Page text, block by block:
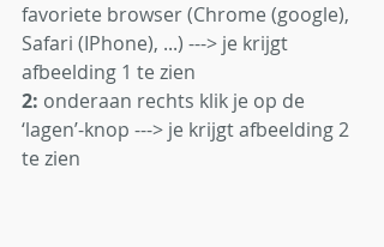
favoriete browser (Chrome (google),
Safari (IPhone), ...) ---> je krijgt
afbeelding 1 te zien
2: onderaan rechts klik je op de
‘lagen’-knop ---> je krijgt afbeelding 2
te zien